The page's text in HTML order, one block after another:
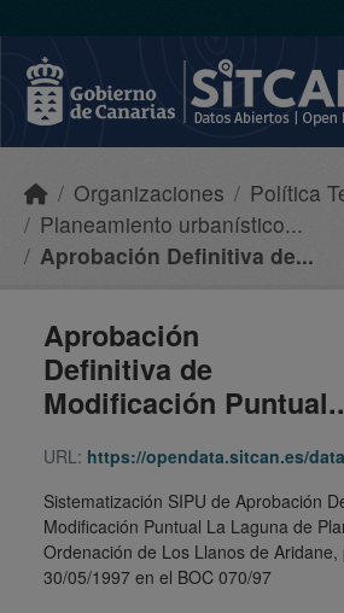
Organizaciones
Política
Planeamiento urbanístico...
Aprobación Definitiva de...
Aprobación
Definitiva de
Modificación
URL: https://opendata.sitcan.es/dataset/39fa9785-13c1-42fe-aa06-93779e4508d1/resource/b4acea0e-17b7-416a-
Sistematización SIPU de Aprobación
Modificación Puntual La Laguna de
Ordenación de Los Llanos de Aridane,
30/05/1997 en el BOC 070/97